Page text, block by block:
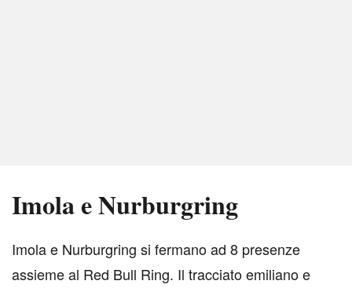
Imola e Nurburgring
Imola e Nurburgring si fermano ad 8 presenze
assieme al Red Bull Ring. Il tracciato emiliano e